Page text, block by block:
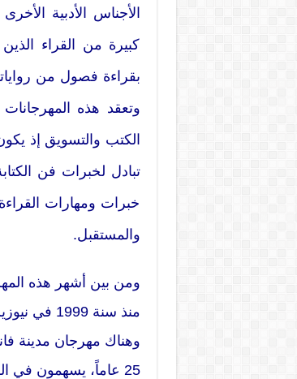
الأجناس الأدبية
كبيرة من القراء
بقراءة فصول من
وتعقد هذه
الكتب والتسويق إذ
تبادل لخبرات فن
خبرات ومهارات
والمستقبل.
ومن بين أشهر هذه
منذ سنة
وهناك مهرجان مدينة
25 عاماً، يسهمون في